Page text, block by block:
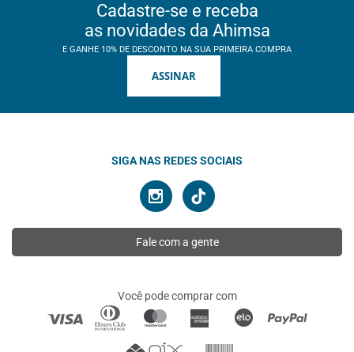
Cadastre-se e receba
as novidades da Ahimsa
E GANHE 10% DE DESCONTO NA SUA PRIMEIRA COMPRA
ASSINAR
SIGA NAS REDES SOCIAIS
Fale com a gente
Você pode comprar com